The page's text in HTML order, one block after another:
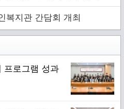
지관 간담회 개최
프로그램 성과